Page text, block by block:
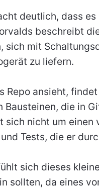
deutlich, dass
beschreibt
sich mit
zu liefern.
Repo ansieht,
Bausteinen, die in
sich nicht um
Tests, die er
sich dieses
sollten, da eines